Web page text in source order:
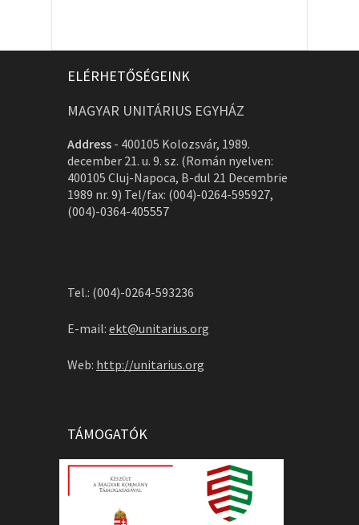
ELÉRHETŐSÉGEINK
MAGYAR UNITÁRIUS EGYHÁZ
Address - 400105 Kolozsvár, 1989.
december 21. u. 9. sz. (Román nyelven:
400105 Cluj-Napoca, B-dul 21 Decembrie
1989 nr. 9) Tel/fax: (004)-0264-595927,
(004)-0364-405557
Tel.: (004)-0264-593236
E-mail: ekt@unitarius.org
Web: http://unitarius.org
TÁMOGATÓK